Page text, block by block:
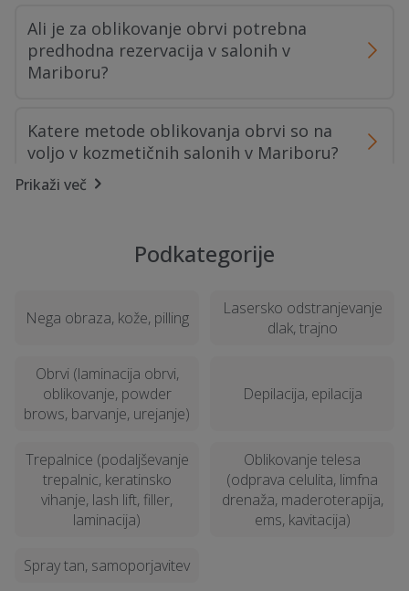
Ali je za oblikovanje obrvi potrebna
predhodna rezervacija v salonih v
Mariboru?
Katere metode oblikovanja obrvi so na
voljo v kozmetičnih salonih v Mariboru?
lepotnem salonu?
Ali so v Mariboru na voljo specializirani
kozmetični saloni?
Katere vrste depilacije so na voljo v
kozmetičnih salonih v Mariboru?
Zakaj je pomembna higiena v
kozmetičnem salonu?
Prikaži več
Podkategorije
Nega obraza, kože, pilling
Lasersko odstranjevanje
dlak, trajno
Obrvi (laminacija obrvi,
oblikovanje, powder
brows, barvanje, urejanje)
Depilacija, epilacija
Trepalnice (podaljševanje
trepalnic, keratinsko
vihanje, lash lift, filler,
laminacija)
Oblikovanje telesa
(odprava celulita, limfna
drenaža, maderoterapija,
ems, kavitacija)
Spray tan, samoporjavitev